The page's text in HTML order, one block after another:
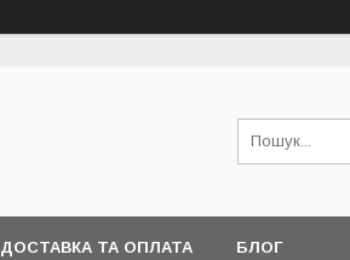
ДОСТАВКА ТА ОПЛАТА БЛОГ